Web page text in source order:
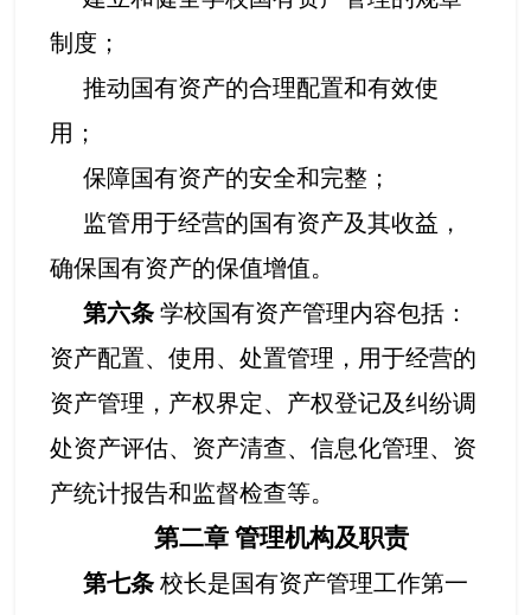
制度；
推动国有资产的合理配置和有效使
用；
保障国有资产的安全和完整；
监管用于经营的国有资产及其收益 ，
确保国有资产的保值增值。
第六条学校国有资产管理内容包括：
资产配置、使用、处置管理，用于经营的
资产管理，产权界定、产权登记及纠纷调
处资产评估、资产清查、信息化管理、资
产统计报告和监督检查等。
第二章 管理机构及职责
第七条校长是国有资产管理工作第一